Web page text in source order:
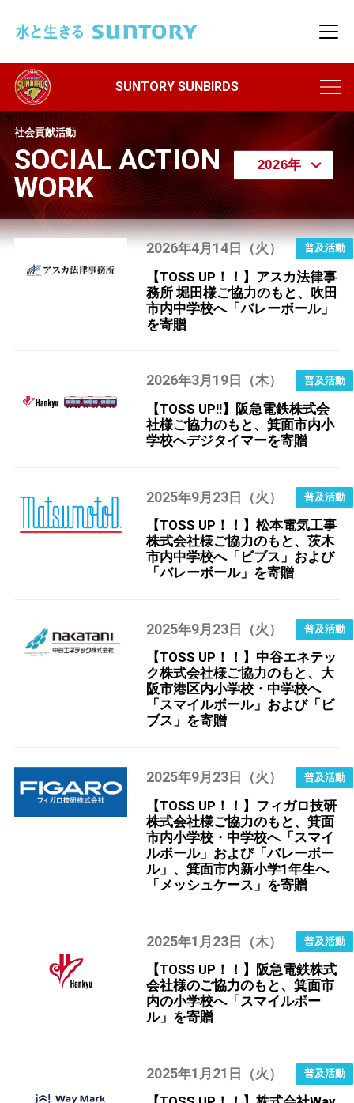
メ
社会貢献活動
SOCIAL ACTION
WORK
2026年4月 14日（火）
【TOSS UP！！】アスカ法律事
務所 堀田様ご協力のもと、吹田
市内中学校へ「バレーボール」
を寄贈
2026年3月 19 日（木）
【TOSS UP!!】阪急電鉄株式会
社様ご協力のもと、箕面市内小
学校へデジタイマーを寄贈
2025年9月 23日（火）
【TOSS UP！！】松本電気工事
株式会社様ご協力のもと、茨木
市内中学校へ「ビブス」および
「バレーボール」を寄贈
2025年9月 23日（火）
【TOSS UP！！】中谷エネテッ
ク株式会社様ご協力のもと、大
阪市港区内小学校・中学校へ
「スマイルボール」および「ビ
ブス」を寄贈
2025年9月 23 日（火）
【TOSS UP！！】フィガロ技研
株式会社様ご協力のもと、箕面
市内小学校・中学校へ「スマイ
ルボール」および「バレーボー
ル」、箕面市内新小学1年生へ
「メッシュケース」を寄贈
2025年1 月 23日（木）
【TOSS UP！！】阪急電鉄株式
会社様のご協力のもと、箕面市
内の小学校へ「スマイルボー
ル」を寄贈
2025年1 月 21 日（火）